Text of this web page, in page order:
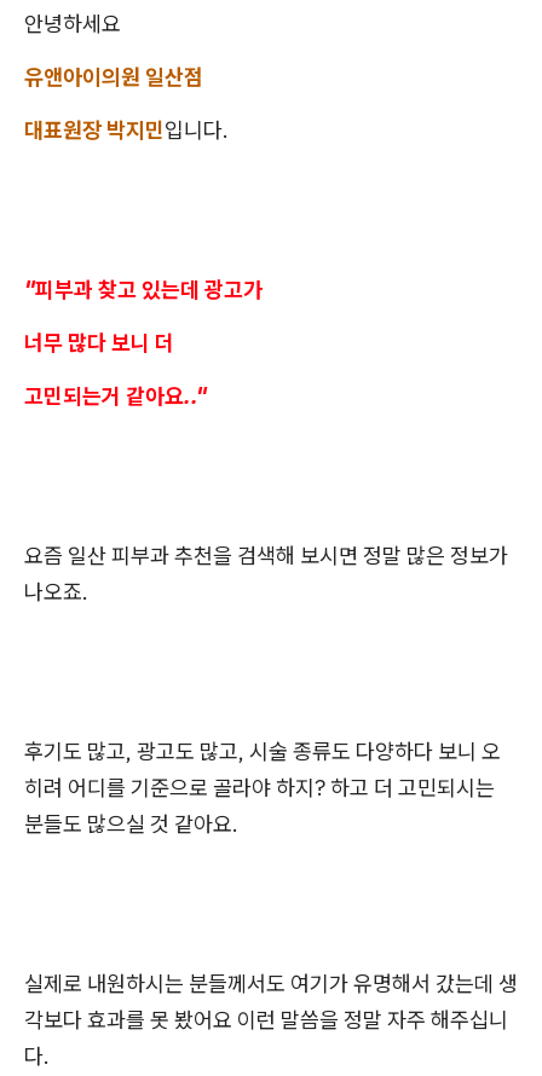
안녕하세요
유앤아이의원 일산점
대표원장 박지민입니다.
"피부과 찾고 있는데 광고가
너무 많다 보니 더
고민되는거 같아요.."
요즘 일산 피부과 추천을 검색해 보시면 정말 많은 정보가
나오죠.
후기도 많고, 광고도 많고, 시술 종류도 다양하다 보니 오
히려 어디를 기준으로 골라야 하지? 하고 더 고민되시는
분들도 많으실 것 같아요.
실제로 내원하시는 분들께서도 여기가 유명해서 갔는데 생
각보다 효과를 못 봤어요 이런 말씀을 정말 자주 해주십니
다.